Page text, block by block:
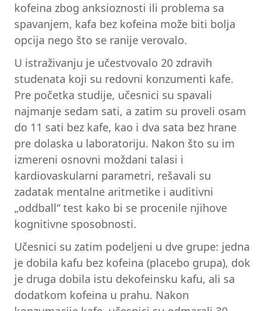
kofeina zbog anksioznosti ili problema sa
spavanjem, kafa bez kofeina može biti bolja
opcija nego što se ranije verovalo.
U istraživanju je učestvovalo 20 zdravih
studenata koji su redovni konzumenti kafe.
Pre početka studije, učesnici su spavali
najmanje sedam sati, a zatim su proveli osam
do 11 sati bez kafe, kao i dva sata bez hrane
pre dolaska u laboratoriju. Nakon što su im
izmereni osnovni moždani talasi i
kardiovaskularni parametri, rešavali su
zadatak mentalne aritmetike i auditivni
„oddball“ test kako bi se procenile njihove
kognitivne sposobnosti.
Učesnici su zatim podeljeni u dve grupe: jedna
je dobila kafu bez kofeina (placebo grupa), dok
je druga dobila istu dekofeinsku kafu, ali sa
dodatkom kofeina u prahu. Nakon